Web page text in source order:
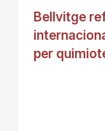
Bellvitge
per